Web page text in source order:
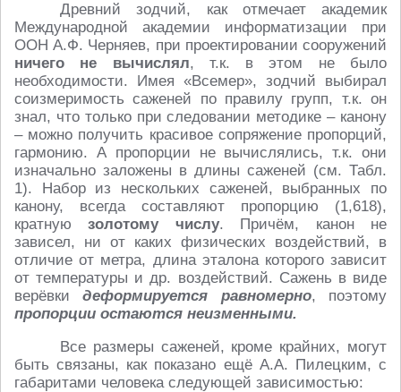
Древний зодчий, как отмечает академик
Международной академии информатизации при
ООН А.Ф. Черняев, при проектировании сооружений
ничего не вычислял, т.к. в этом не было
необходимости. Имея «Всемер», зодчий выбирал
соизмеримость саженей по правилу групп, т.к. он
знал, что только при следовании методике – канону
– можно получить красивое сопряжение пропорций,
гармонию. А пропорции не вычислялись, т.к. они
изначально заложены в длины саженей (см. Табл.
1). Набор из нескольких саженей, выбранных по
канону, всегда составляют пропорцию (1,618),
кратнуюзолотому числу. Причём, канон не
зависел, ни от каких физических воздействий, в
отличие от метра, длина эталона которого зависит
от температуры и др. воздействий. Сажень в виде
верёвкидеформируется равномерно, поэтому
пропорции остаются неизменными.
Все размеры саженей, кроме крайних, могут
быть связаны, как показано ещё А.А. Пилецким, с
габаритами человека следующей зависимостью: